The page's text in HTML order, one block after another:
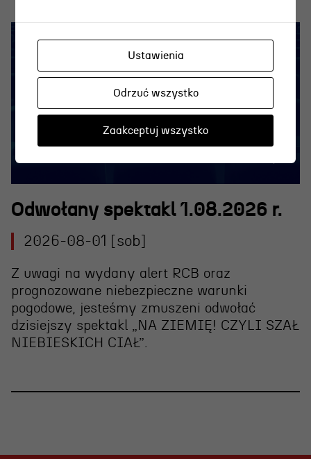
Odwołany spektakl 1.08.2026 r.
2026-08-01 [sob]
Z uwagi na wydany alert RCB oraz
prognozowane niebezpieczne warunki
pogodowe, jesteśmy zmuszeni odwołać
dzisiejszy spektakl „NA ZIEMIĘ! CZYLI SZAŁ
NIEBIESKICH CIAŁ”.
Ustawienia
Odrzuć wszystko
Zaakceptuj wszystko